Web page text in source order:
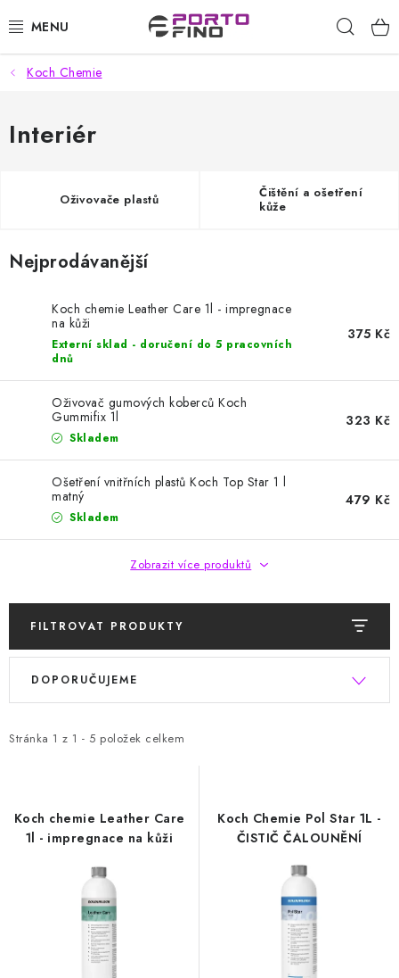
na
CHEMIE A PÉČE O VOZIDLA
PŘÍSLUŠENSTVÍ A ND K AUTOMYČKÁM
PŘÍSLUŠENSTVÍ
DOMÁCNOST A ZAHRADA
CHEMIE - BEZKONTAKTNÍ MYČKY
HODNOCENÍ OBCHODU
Obchodní podmínky
Podmínky ochrany osobních údajů
Samoobslužné platební terminály
Koch Chemie
Interiér
Oživovače plastů
Čištění a ošetření
kůže
Nejprodávanější
Koch chemie Leather Care 1l - impregnace
na kůži
Externí sklad - doručení do 5 pracovních
dnů
375 Kč
Oživovač gumových koberců Koch
Gummifix 1l
Skladem
323 Kč
Ošetření vnitřních plastů Koch Top Star 1 l
matný
Skladem
479 Kč
Zobrazit více produktů
FILTROVAT PRODUKTY
V
i
r
Stránka 1 z 1 - 5 položek celkem
Ř
e
p
DOPORUČUJEME
Koch chemie Leather Care
1l - impregnace na kůži
Koch Chemie Pol Star 1L -
ČISTIČ ČALOUNĚNÍ